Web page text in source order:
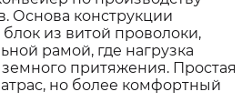
Основа конструкции
из витой проволоки,
рамой, где нагрузка
земного притяжения. Простая
но более комфортный